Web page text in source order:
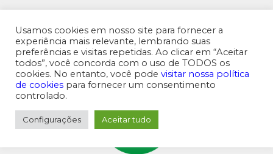
MENU SUPERIOR
Usamos cookies em nosso site para fornecer a
experiência mais relevante, lembrando suas
preferências e visitas repetidas. Ao clicar em “Aceitar
todos”, você concorda com o uso de TODOS os
cookies. No entanto, você pode visitar nossa política
de cookies para fornecer um consentimento
controlado.
Configurações Aceitar tudo